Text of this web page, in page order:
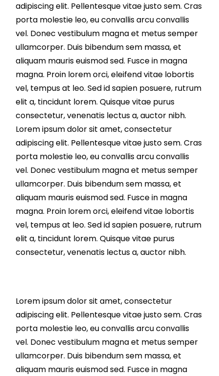
adipiscing elit. Pellentesque vitae justo sem. Cras
porta molestie leo, eu convallis arcu convallis
vel. Donec vestibulum magna et metus semper
ullamcorper. Duis bibendum sem massa, et
aliquam mauris euismod sed. Fusce in magna
magna. Proin lorem orci, eleifend vitae lobortis
vel, tempus at leo. Sed id sapien posuere, rutrum
elit a, tincidunt lorem. Quisque vitae purus
consectetur, venenatis lectus a, auctor nibh.
Lorem ipsum dolor sit amet, consectetur
adipiscing elit. Pellentesque vitae justo sem. Cras
porta molestie leo, eu convallis arcu convallis
vel. Donec vestibulum magna et metus semper
ullamcorper. Duis bibendum sem massa, et
aliquam mauris euismod sed. Fusce in magna
magna. Proin lorem orci, eleifend vitae lobortis
vel, tempus at leo. Sed id sapien posuere, rutrum
elit a, tincidunt lorem. Quisque vitae purus
consectetur, venenatis lectus a, auctor nibh.
Lorem ipsum dolor sit amet, consectetur
adipiscing elit. Pellentesque vitae justo sem. Cras
porta molestie leo, eu convallis arcu convallis
vel. Donec vestibulum magna et metus semper
ullamcorper. Duis bibendum sem massa, et
aliquam mauris euismod sed. Fusce in magna